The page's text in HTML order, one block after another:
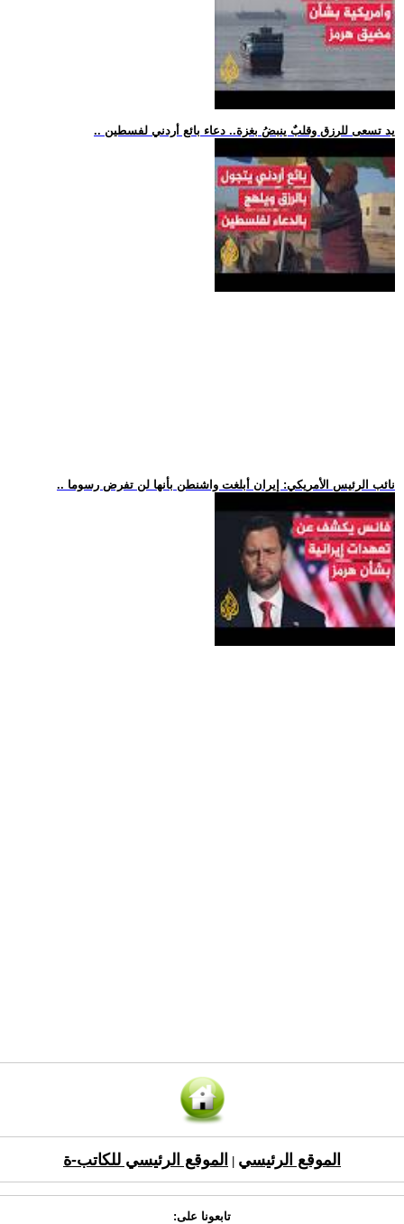
.. يد تسعى للرزق وقلبٌ ينبضُ بغزة.. دعاء بائع أردني لفسطين
.. نائب الرئيس الأمريكي: إيران أبلغت واشنطن بأنها لن تفرض رسوما
الموقع الرئيسي الموقع الرئيسي للكاتب-ة
تابعونا على: